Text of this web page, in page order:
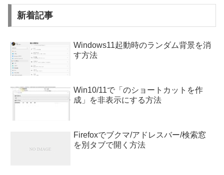
新着記事
Windows11起動時のランダム背景を消
す方法
Win10/11で「のショートカットを作
成」を非表示にする方法
Firefoxでブクマ/アドレスバー/検索窓
を別タブで開く方法